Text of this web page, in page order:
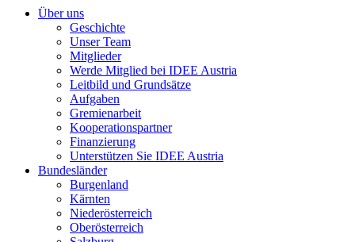
Über uns
Geschichte
Unser Team
Mitglieder
Werde Mitglied bei IDEE Austria
Leitbild und Grundsätze
Aufgaben
Gremienarbeit
Kooperationspartner
Finanzierung
Unterstützen Sie IDEE Austria
Bundesländer
Burgenland
Kärnten
Niederösterreich
Oberösterreich